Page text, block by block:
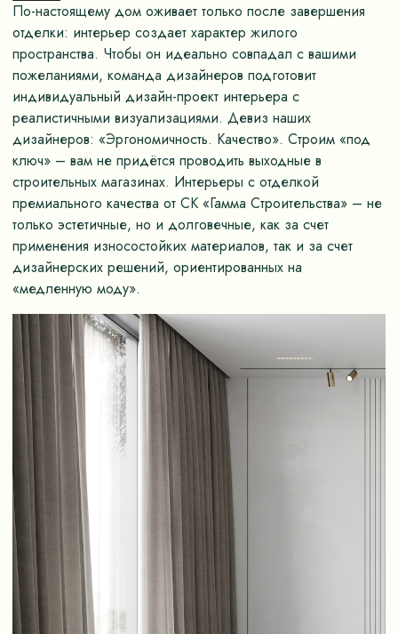
По-настоящему дом оживает только после завершения
отделки: интерьер создает характер жилого
пространства. Чтобы он идеально совпадал с вашими
пожеланиями, команда дизайнеров подготовит
индивидуальный дизайн-проект интерьера с
реалистичными визуализациями. Девиз наших
дизайнеров: «Эргономичность. Качество». Строим «под
ключ» – вам не придётся проводить выходные в
строительных магазинах. Интерьеры с отделкой
премиального качества от СК «Гамма Строительства» – не
только эстетичные, но и долговечные, как за счет
применения износостойких материалов, так и за счет
дизайнерских решений, ориентированных на
«медленную моду».